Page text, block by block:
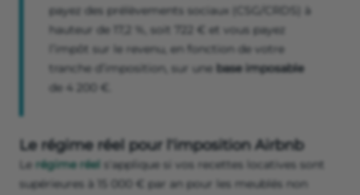
payez des prélèvements sociaux (CSG/CRDS) à
hauteur de 17,2 %, soit 722 € et vous payez
l’impôt sur le revenu, en fonction de votre
tranche d’imposition, sur une base imposable
de 4 200 €.
Le régime réel pour l'imposition Airbnb
Le régime réel s'applique si vos recettes locatives sont
supérieures à 15 000 € par an pour les meublés non